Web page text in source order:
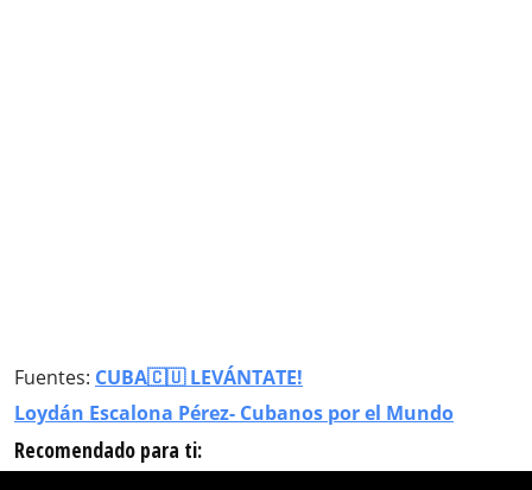
Fuentes: CUBA🇨🇺 LEVÁNTATE!
Loydán Escalona Pérez- Cubanos por el Mundo
Recomendado para ti: